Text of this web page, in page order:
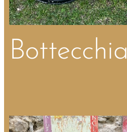
Bottecchia